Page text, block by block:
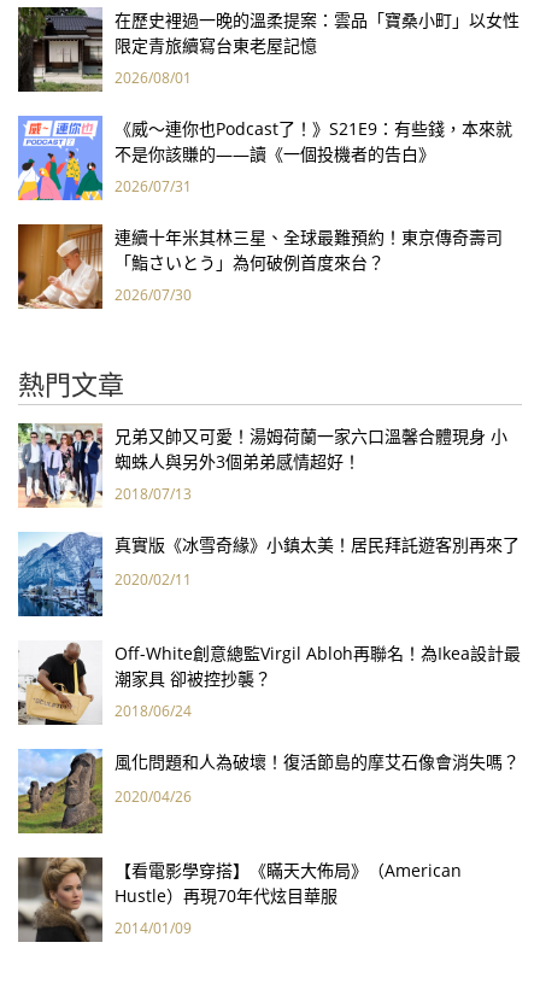
在歷史裡過一晚的溫柔提案：雲品「寶桑小町」以女性
限定青旅續寫台東老屋記憶
2026/08/01
《威～連你也Podcast了！》S21E9：有些錢，本來就
不是你該賺的——讀《一個投機者的告白》
2026/07/31
連續十年米其林三星、全球最難預約！東京傳奇壽司
「鮨さいとう」為何破例首度來台？
2026/07/30
熱門文章
兄弟又帥又可愛！湯姆荷蘭一家六口溫馨合體現身 小
蜘蛛人與另外3個弟弟感情超好！
2018/07/13
真實版《冰雪奇緣》小鎮太美！居民拜託遊客別再來了
2020/02/11
Off-White創意總監Virgil Abloh再聯名！為Ikea設計最
潮家具 卻被控抄襲？
2018/06/24
風化問題和人為破壞！復活節島的摩艾石像會消失嗎？
2020/04/26
【看電影學穿搭】《瞞天大佈局》（American
Hustle）再現70年代炫目華服
2014/01/09